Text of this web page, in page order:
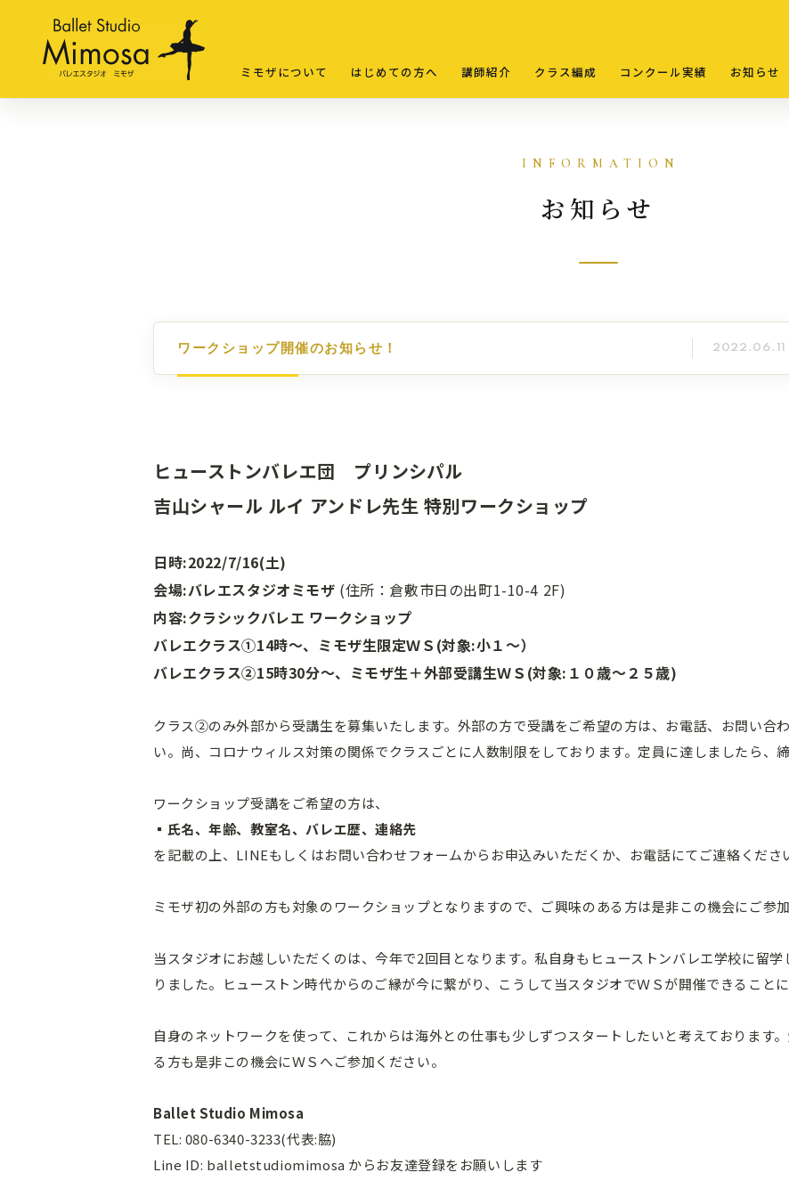
ミモザについて はじめての方へ 講師紹介 クラス編成 コンクール実績 お知らせ
お知らせ
ワークショップ開催のお知らせ！ 2022.06.11
ヒューストンバレエ団 プリンシパル
吉山シャール ルイ アンドレ先生 特別ワークショップ
日時:2022/7/16(土)
会場:バレエスタジオミモザ (住所：倉敷市日の出町1-10-4 2F)
内容:クラシックバレエ ワークショップ
バレエクラス①14時〜、ミモザ生限定ＷＳ(対象:小１〜）
バレエクラス②15時30分〜、ミモザ生＋外部受講生ＷＳ(対象:１０歳〜２５歳)
クラス②のみ外部から受講生を募集いたします。外部の方で受講をご希望の方は、お電話、お問い合
い。尚、コロナウィルス対策の関係でクラスごとに人数制限をしております。定員に達しましたら、
ワークショップ受講をご希望の方は、
▪︎氏名、年齢、教室名、バレエ歴、連絡先
を記載の上、LINEもしくはお問い合わせフォームからお申込みいただくか、お電話にてご連絡くださ
ミモザ初の外部の方も対象のワークショップとなりますので、ご興味のある方は是非この機会にご参加
当スタジオにお越しいただくのは、今年で2回目となります。私自身もヒューストンバレエ学校に留
りました。ヒューストン時代からのご縁が今に繋がり、こうして当スタジオでＷＳが開催できることに
自身のネットワークを使って、これからは海外との仕事も少しずつスタートしたいと考えております
る方も是非この機会にＷＳへご参加ください。
Ballet Studio Mimosa
TEL: 080-6340-3233(代表:脇)
Line ID: balletstudiomimosa からお友達登録をお願いします